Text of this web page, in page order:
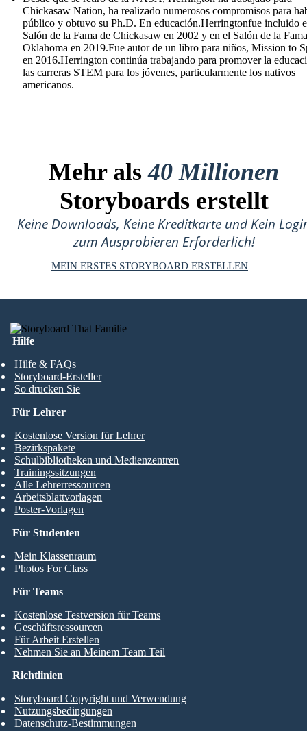
Chickasaw Nation, ha realizado numerosos compromisos para
público y obtuvo su Ph.D. En educación.Herringtonfue incluido
Salón de la Fama de Chickasaw en 2002 y en el Salón de la
Oklahoma en 2019.Fue autor de un libro para niños, Mission to
en 2016.Herrington continúa trabajando para promover la
las carreras STEM para los jóvenes, particularmente los nativos
americanos.
Mehr als40 Millionen
Storyboards erstellt
Keine Downloads, Keine Kreditkarte und Kein
zum Ausprobieren Erforderlich!
MEIN ERSTES STORYBOARD ERSTELLEN
Hilfe
Hilfe & FAQs
Storyboard-Ersteller
So drucken Sie
Für Studenten
Mein Klassenraum
Photos For Class
Für Lehrer
Kostenlose Version für Lehrer
Bezirkspakete
Schulbibliotheken und Medienzentren
Trainingssitzungen
Alle Lehrerressourcen
Arbeitsblattvorlagen
Poster-Vorlagen
Für Teams
Kostenlose Testversion für Teams
Geschäftsressourcen
Für Arbeit Erstellen
Nehmen Sie an Meinem Team Teil
Richtlinien
Storyboard Copyright und Verwendung
Nutzungsbedingungen
Datenschutz-Bestimmungen